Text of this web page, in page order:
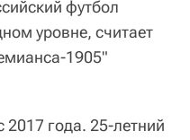
футбол
уровне, считает
1905"
2017 года. 25-летний